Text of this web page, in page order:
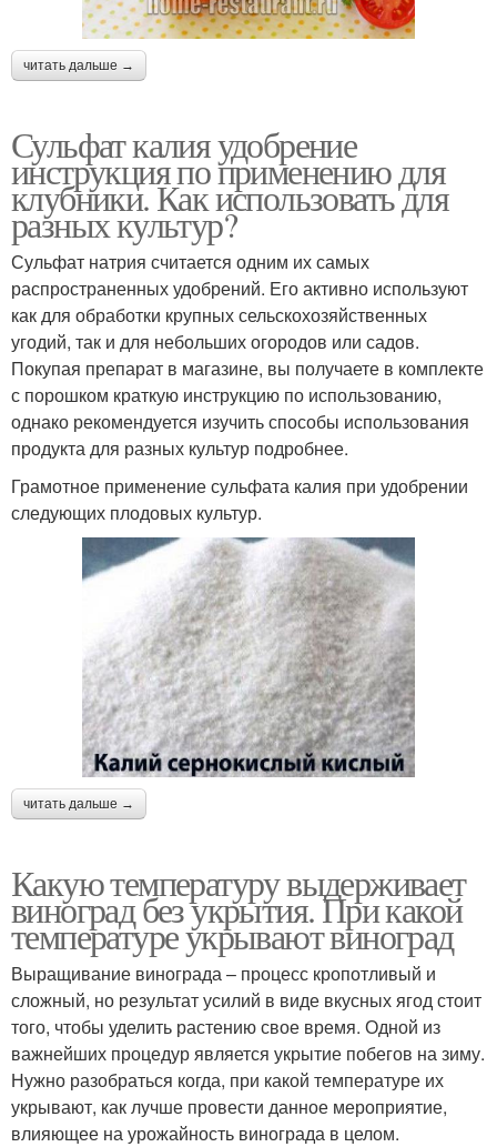
читать дальше →
Сульфат калия удобрение
инструкция по применению для
клубники. Как использовать для
разных культур?
Сульфат натрия считается одним их самых
распространенных удобрений. Его активно используют
как для обработки крупных сельскохозяйственных
угодий, так и для небольших огородов или садов.
Покупая препарат в магазине, вы получаете в комплекте
с порошком краткую инструкцию по использованию,
однако рекомендуется изучить способы использования
продукта для разных культур подробнее.
Грамотное применение сульфата калия при удобрении
следующих плодовых культур.
читать дальше →
Какую температуру выдерживает
виноград без укрытия. При какой
температуре укрывают виноград
Выращивание винограда – процесс кропотливый и
сложный, но результат усилий в виде вкусных ягод стоит
того, чтобы уделить растению свое время. Одной из
важнейших процедур является укрытие побегов на зиму.
Нужно разобраться когда, при какой температуре их
укрывают, как лучше провести данное мероприятие,
влияющее на урожайность винограда в целом.